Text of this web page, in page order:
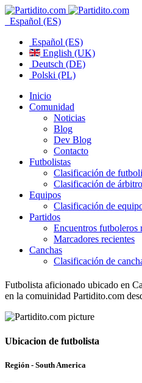
Español (ES)
Español (ES)
English (UK)
Deutsch (DE)
Polski (PL)
Inicio
Comunidad
Noticias
Blog
Dev Blog
Contacto
Futbolistas
Clasificación de
Clasificación de
Equipos
Clasificación de
Partidos
Encuentros futboleros
Marcadores recientes
Canchas
Clasificación de
Futbolista aficionado ubicado en
en la comuinidad Partidito.com
Ubicacion de futbolista
Región - South America